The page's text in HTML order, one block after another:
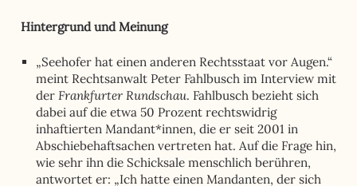
Hintergrund und Meinung
„Seehofer hat einen anderen Rechtsstaat vor Augen.“
meint Rechtsanwalt Peter Fahlbusch im Interview mit
der Frankfurter Rundschau. Fahlbusch bezieht sich
dabei auf die etwa 50 Prozent rechtswidrig
inhaftierten Mandant*innen, die er seit 2001 in
Abschiebehaftsachen vertreten hat. Auf die Frage hin,
wie sehr ihn die Schicksale menschlich berühren,
antwortet er: „Ich hatte einen Mandanten, der sich